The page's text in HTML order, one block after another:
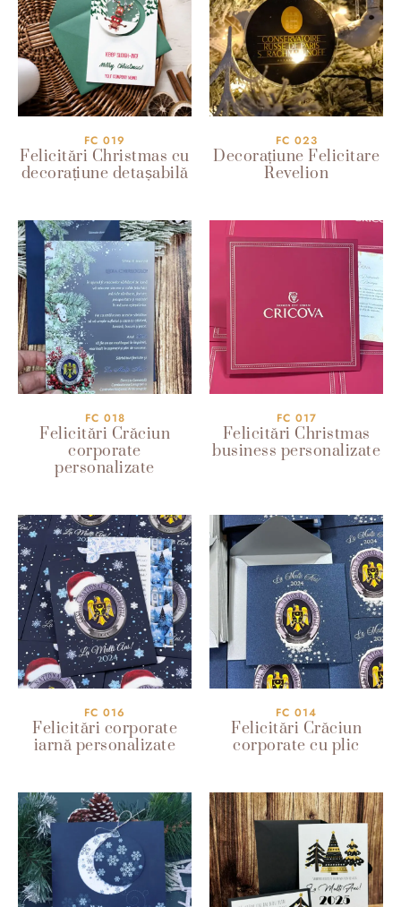
FC 019
Felicitări Christmas cu
decorațiune detașabilă
FC 023
Decorațiune Felicitare
Revelion
FC 018
Felicitări Crăciun
corporate
personalizate
FC 017
Felicitări Christmas
business personalizate
FC 016
Felicitări corporate
iarnă personalizate
FC 014
Felicitări Crăciun
corporate cu plic